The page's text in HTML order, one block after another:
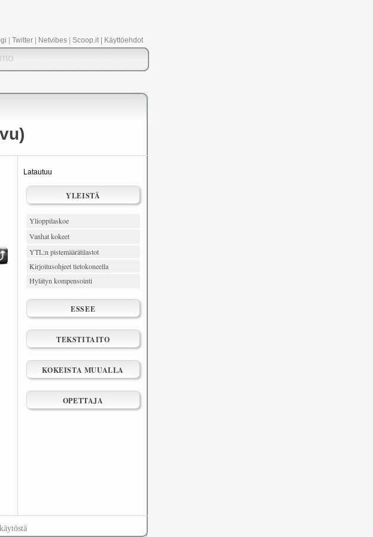
Twitter Netvibes Scoop.it| Käyttöehdot
Latautuu
YLEISTÄ
Ylioppilaskoe
Vanhat kokeet
YTL:n pistemäärätilastot
Kirjoitusohjeet tietokoneella
Hylätyn kompensointi
ESSEE
TEKSTITAITO
KOKEISTA MUUALLA
OPETTAJA